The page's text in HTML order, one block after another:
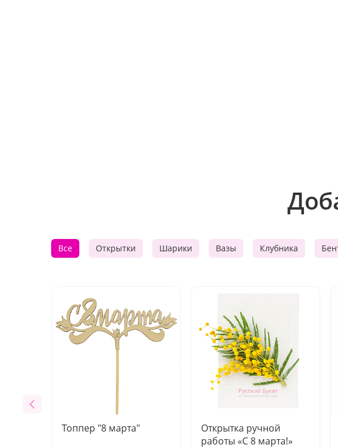
Все Открытки Шарики Вазы Клубника
Топпер "8 марта"
Открытка ручной
работы «С 8 марта!»